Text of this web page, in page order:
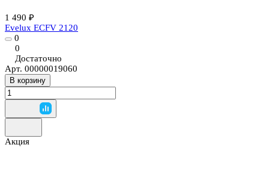
1 490 ₽
Evelux ECFV 2120
0
0
Достаточно
Арт. 00000019060
В корзину
Акция